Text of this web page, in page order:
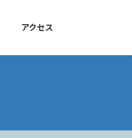
アクセス